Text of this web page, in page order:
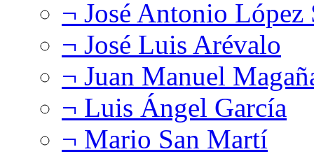
¬ José Antonio López
¬ José Luis Arévalo
¬ Juan Manuel
¬ Luis Ángel García
¬ Mario San Martí